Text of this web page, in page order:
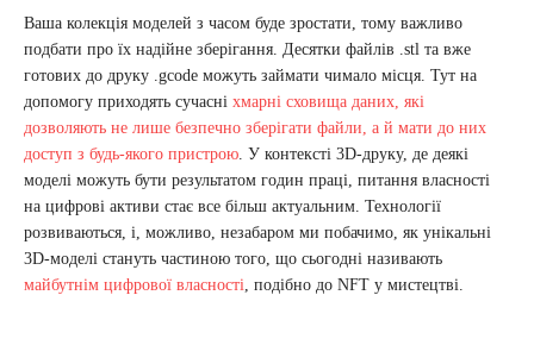
Ваша колекція моделей з часом буде зростати, тому важливо
подбати про їх надійне зберігання. Десятки файлів .stl та вже
готових до друку .gcode можуть займати чимало місця. Тут на
допомогу приходять сучасні хмарні сховища даних, які
дозволяють не лише безпечно зберігати файли, а й мати до них
доступ з будь-якого пристрою. У контексті 3D-друку, де деякі
моделі можуть бути результатом годин праці, питання власності
на цифрові активи стає все більш актуальним. Технології
розвиваються, і, можливо, незабаром ми побачимо, як унікальні
3D-моделі стануть частиною того, що сьогодні називають
майбутнім цифрової власності, подібно до NFT у мистецтві.